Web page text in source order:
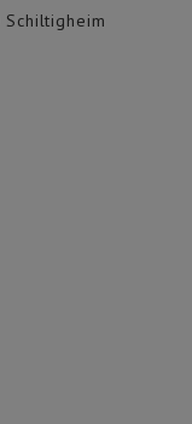
Schiltigheim